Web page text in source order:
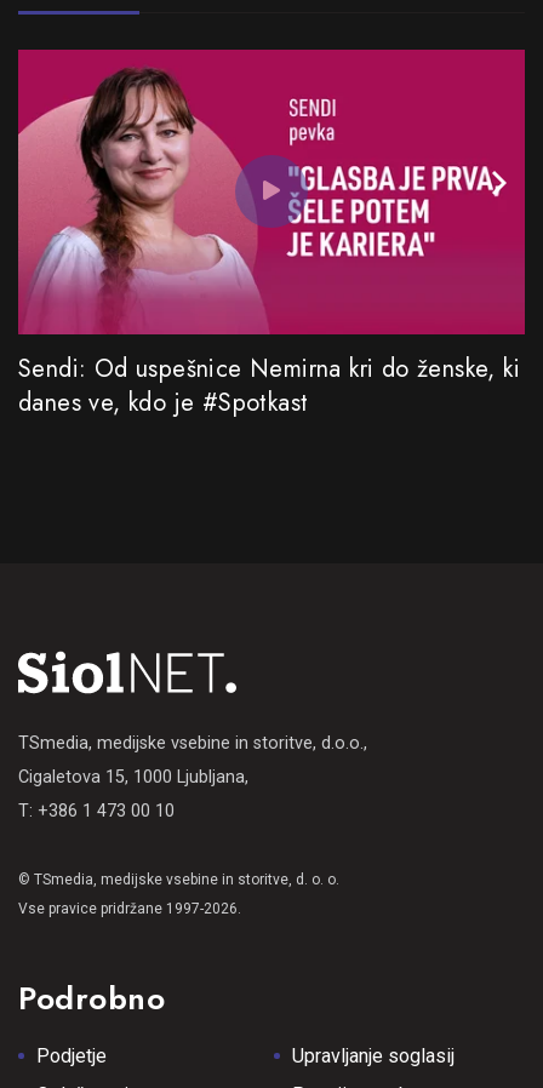
Sendi: Od uspešnice Nemirna kri do ženske, ki
danes ve, kdo je #Spotkast
TSmedia, medijske vsebine in storitve, d.o.o.,
Cigaletova 15, 1000 Ljubljana,
T: +386 1 473 00 10
© TSmedia, medijske vsebine in storitve, d. o. o.
Vse pravice pridržane 1997-2026.
Podrobno
Podjetje
Upravljanje soglasij